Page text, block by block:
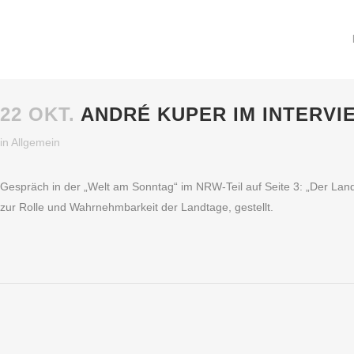
22 OKT. ANDRÉ KUPER IM
in Allgemein
Gespräch in der „Welt am Sonntag“ im NRW-Teil auf Seite 3: „Der
zur Rolle und Wahrnehmbarkeit der Landtage, gestellt.